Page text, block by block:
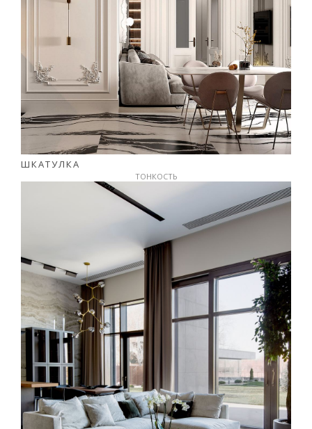
ШКАТУЛКА
ТОНКОСТЬ